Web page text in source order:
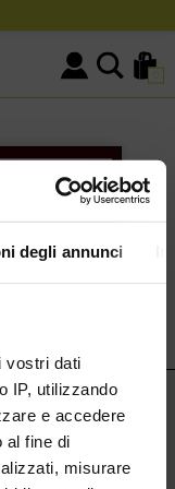
degli annunci
vostri dati
IP, utilizzando
e accedere
al fine di
misurare
0